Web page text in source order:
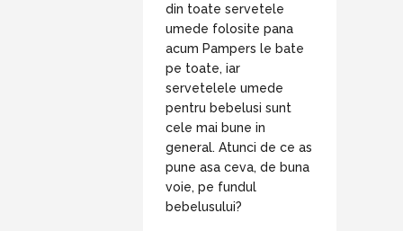
din toate servetele
umede folosite pana
acum Pampers le bate
pe toate, iar
servetelele umede
pentru bebelusi sunt
cele mai bune in
general. Atunci de ce as
pune asa ceva, de buna
voie, pe fundul
bebelusului?